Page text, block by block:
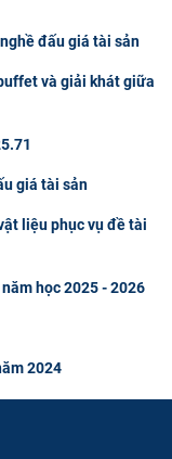
đấu giá tài sản
và giải khát giữa
giá tài sản
liệu phục vụ đề tài
học 2025 - 2026
2024